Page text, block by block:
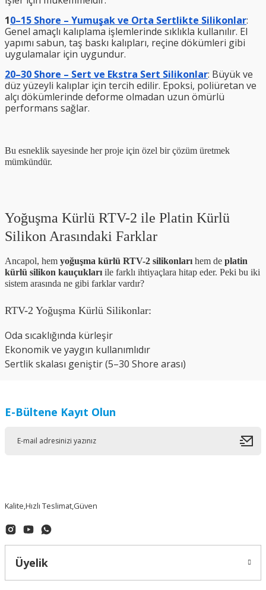
10–15 Shore – Yumuşak ve Orta Sertlikte Silikonlar:
Genel amaçlı kalıplama işlemlerinde sıklıkla kullanılır. El
yapımı sabun, taş baskı kalıpları, reçine dökümleri gibi
uygulamalar için uygundur.
20–30 Shore – Sert ve Ekstra Sert Silikonlar: Büyük ve
düz yüzeyli kalıplar için tercih edilir. Epoksi, poliüretan ve
alçı dökümlerinde deforme olmadan uzun ömürlü
performans sağlar.
Bu esneklik sayesinde her proje için özel bir çözüm üretmek
mümkündür.
Yoğuşma Kürlü RTV-2 ile Platin Kürlü
Silikon Arasındaki Farklar
Ancapol, hem yoğuşma kürlü RTV-2 silikonları hem de platin
kürlü silikon kauçukları ile farklı ihtiyaçlara hitap eder. Peki bu iki
sistem arasında ne gibi farklar vardır?
RTV-2 Yoğuşma Kürlü Silikonlar:
Oda sıcaklığında kürleşir
Ekonomik ve yaygın kullanımlıdır
Sertlik skalası geniştir (5–30 Shore arası)
E-Bültene Kayıt Olun
Kalite,Hızlı Teslimat,Güven
Üyelik